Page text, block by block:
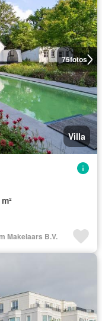
75fotos
Villa
Makelaars B.V.